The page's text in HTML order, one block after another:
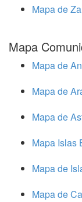
Mapa de
Mapa
Mapa de
Mapa de
Mapa de
Mapa Islas
Mapa de
Mapa de